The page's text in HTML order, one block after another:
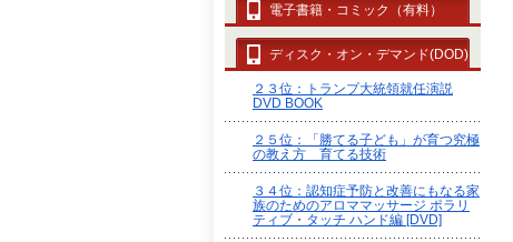
電子書籍・コミック（有料）
ディスク・オン・デマンド(DOD)
２３位：トランプ大統領就任演説
DVD BOOK
２５位：「勝てる子ども」が育つ究極
の教え方 育てる技術
３４位：認知症予防と改善にもなる家
族のためのアロママッサージ ポラリ
ティブ・タッチ ハンド編 [DVD]